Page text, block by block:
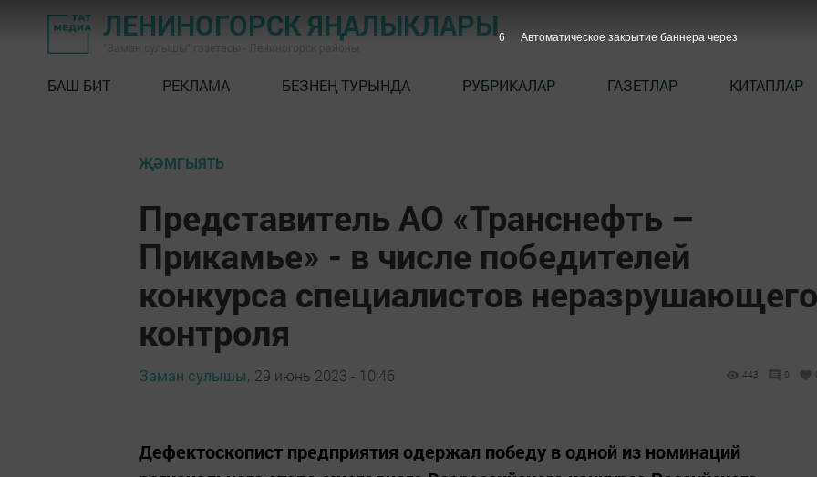
ЛЕНИНОГОРСК ЯҢАЛЫКЛАРЫ
БАШ БИТ РЕКЛАМА БЕЗНЕҢ ТУРЫНДА РУБРИКАЛАР ГАЗЕТЛАР КИТАПЛАР
ҖӘМГЫЯТЬ
Представитель АО «Транснефть –
Прикамье» - в числе победителей
конкурса специалистов неразрушающего
контроля
Заман сулышы, 29 июнь 2023 - 10:46 443 0
Дефектоскопист предприятия одержал победу в одной из номинаций
5 Автоматическое закрытие баннера через